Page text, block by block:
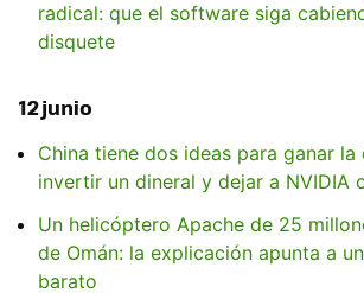
radical: que el software siga
disquete
12 junio
China tiene dos ideas para ganar la
invertir un dineral y dejar a NVIDIA
Un helicóptero Apache de 25
de Omán: la explicación apunta a
barato